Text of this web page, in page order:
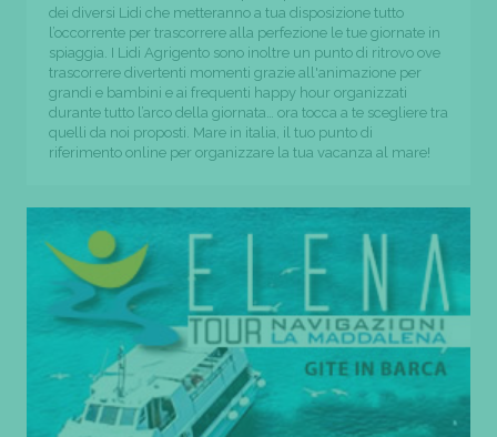
dei diversi Lidi che metteranno a tua disposizione tutto
l’occorrente per trascorrere alla perfezione le tue giornate in
spiaggia. I Lidi Agrigento sono inoltre un punto di ritrovo ove
trascorrere divertenti momenti grazie all'animazione per
grandi e bambini e ai frequenti happy hour organizzati
durante tutto l’arco della giornata… ora tocca a te scegliere tra
quelli da noi proposti. Mare in italia, il tuo punto di
riferimento online per organizzare la tua vacanza al mare!